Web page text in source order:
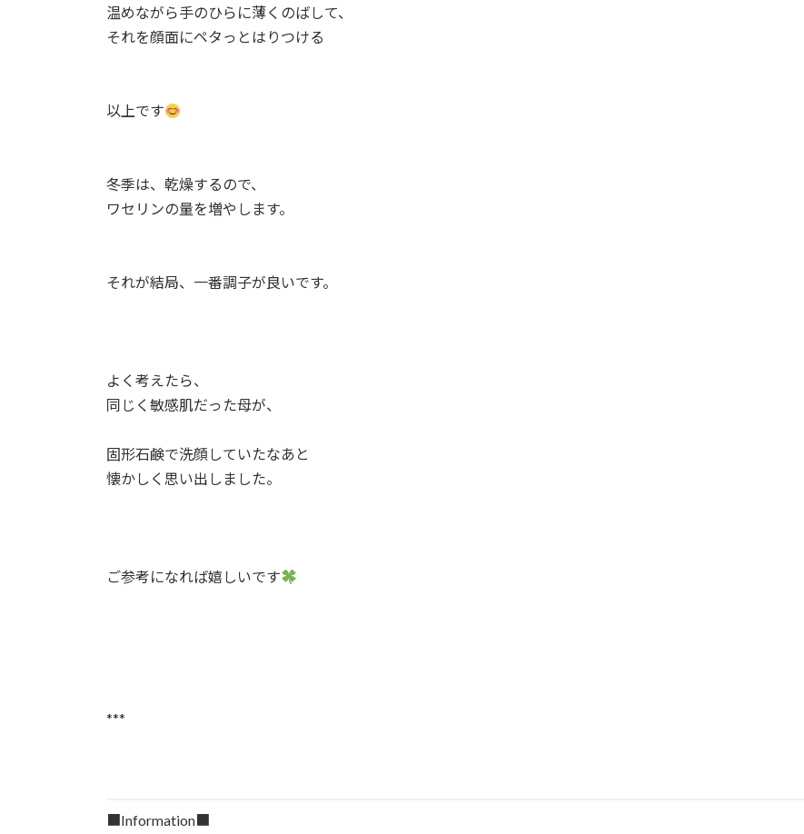
温めながら手のひらに薄くのばして、⁡
それを顔面にペタっとはりつける⁡
以上です
冬季は、乾燥するので、⁡
ワセリンの量を増やします。⁡
それが結局、一番調子が良いです。⁡
よく考えたら、⁡
同じく敏感肌だった母が、⁡
固形石鹸で洗顔していたなあと⁡
懐かしく思い出しました。⁡
ご参考になれば嬉しいです
***
■Information■⁡⁡